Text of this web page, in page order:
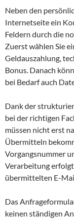
Neben den
Internetseite ein
Feldern durch die
Zuerst wählen Sie
Geldauszahlung,
Bonus. Danach
bei Bedarf auch
Dank der
bei der richtigen
müssen nicht erst
Übermitteln
Vorgangsnummer
Verarbeitung
übermittelten E-
Das
keinen ständigen